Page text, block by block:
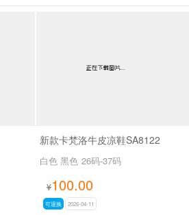
新款卡梵洛牛皮凉鞋SA8122
白色 黑色 26码-37码
¥100.00
可退换 2026-04-11